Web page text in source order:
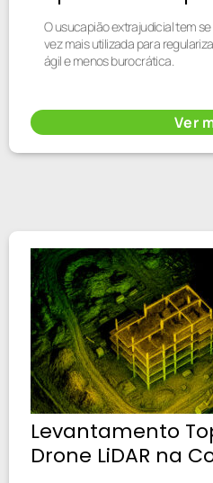
O usucapião extrajudicial tem
vez mais utilizada para
ágil e menos burocrática.
Ver
Levantamento
Drone LiDAR na